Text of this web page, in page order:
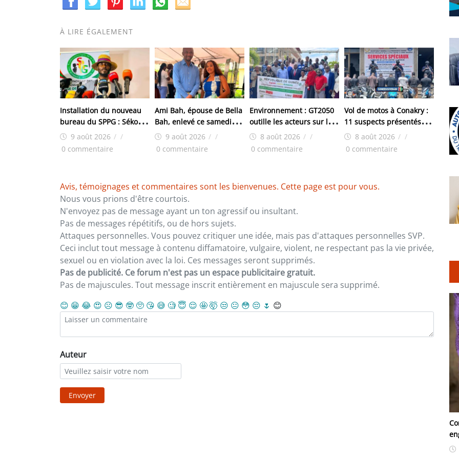
À LIRE ÉGALEMENT
Installation du nouveau
bureau du SPPG : Sékou
Jamal Pendessa plaide
pour la réouverture des
9 août 2026 / /
0 commentaire
Ami Bah, épouse de Bella
Bah, enlevé ce samedi :«
Je suis extrêmement
inquiète pour lui.»
9 août 2026 / /
0 commentaire
Environnement : GT2050
outille les acteurs sur les
pertes et dommages liés
au changement
8 août 2026 / /
0 commentaire
Vol de motos à Conakry :
11 suspects présentés à
la presse par les Services
spéciaux
8 août 2026 / /
0 commentaire
Avis, témoignages et commentaires sont les bienvenues. Cette page est pour vous.
Nous vous prions d'être courtois.
N'envoyez pas de message ayant un ton agressif ou insultant.
Pas de messages répétitifs, ou de hors sujets.
Attaques personnelles. Vous pouvez critiquer une idée, mais pas d'attaques personnelles SVP.
Ceci inclut tout message à contenu diffamatoire, vulgaire, violent, ne respectant pas la vie privée,
sexuel ou en violation avec la loi. Ces messages seront supprimés.
Pas de publicité. Ce forum n'est pas un espace publicitaire gratuit.
Pas de majuscules. Tout message inscrit entièrement en majuscule sera supprimé.
😊 😁 😂 😍 ☹️ 😎 🤓 🥺 😘 😅 🧐 😇 😌 🤩🤯 😒 😐 😳 😔 🌷 😊
Auteur
Envoyer